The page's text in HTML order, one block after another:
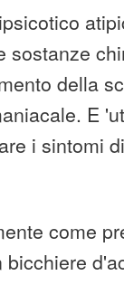
sostanze
della
E
i sintomi
come